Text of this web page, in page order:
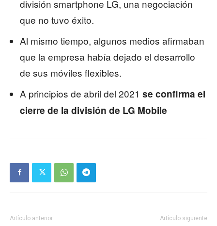
división smartphone LG, una negociación
que no tuvo éxito.
Al mismo tiempo, algunos medios afirmaban
que la empresa había dejado el desarrollo
de sus móviles flexibles.
A principios de abril del 2021 se confirma el
cierre de la división de LG Mobile
Artículo anterior Artículo siguiente